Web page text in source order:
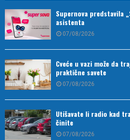
Supernova predstavila
asistenta
07/08/2026
Cveće u vazi može da
praktične savete
07/08/2026
Utišavate li radio kad
činite
07/08/2026